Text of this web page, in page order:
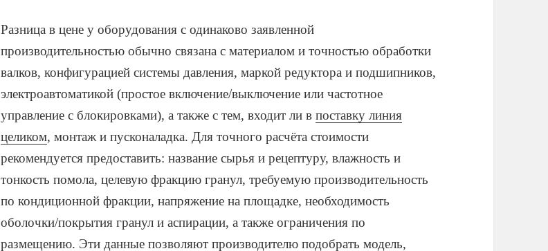
Разница в цене у оборудования с одинаково заявленной
производительностью обычно связана с материалом и точностью обработки
валков, конфигурацией системы давления, маркой редуктора и подшипников,
электроавтоматикой (простое включение/выключение или частотное
управление с блокировками), а также с тем, входит ли впоставку линия
целиком, монтаж и пусконаладка. Для точного расчёта стоимости
рекомендуется предоставить: название сырья и рецептуру, влажность и
тонкость помола, целевую фракцию гранул, требуемую производительность
по кондиционной фракции, напряжение на площадке, необходимость
оболочки/покрытия гранул и аспирации, а также ограничения по
размещению. Эти данные позволяют производителю подобрать модель,